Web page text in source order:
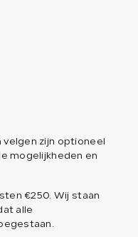
zijn optioneel
mogelijkheden en
€250. Wij staan
alle